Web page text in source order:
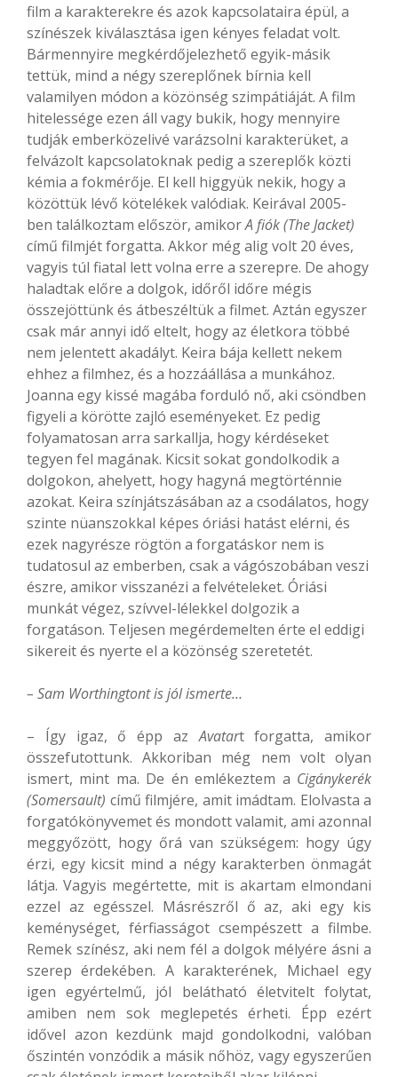
film a karakterekre és azok kapcsolataira épül, a
színészek kiválasztása igen kényes feladat volt.
Bármennyire megkérdőjelezhető egyik-másik
tettük, mind a négy szereplőnek bírnia kell
valamilyen módon a közönség szimpátiáját. A film
hitelessége ezen áll vagy bukik, hogy mennyire
tudják emberközelivé varázsolni karakterüket, a
felvázolt kapcsolatoknak pedig a szereplők közti
kémia a fokmérője. El kell higgyük nekik, hogy a
közöttük lévő kötelékek valódiak. Keirával 2005-
ben találkoztam először, amikorA fiók (The Jacket)
című filmjét forgatta. Akkor még alig volt 20 éves,
vagyis túl fiatal lett volna erre a szerepre. De ahogy
haladtak előre a dolgok, időről időre mégis
összejöttünk és átbeszéltük a filmet. Aztán egyszer
csak már annyi idő eltelt, hogy az életkora többé
nem jelentett akadályt. Keira bája kellett nekem
ehhez a filmhez, és a hozzáállása a munkához.
Joanna egy kissé magába forduló nő, aki csöndben
figyeli a körötte zajló eseményeket. Ez pedig
folyamatosan arra sarkallja, hogy kérdéseket
tegyen fel magának. Kicsit sokat gondolkodik a
dolgokon, ahelyett, hogy hagyná megtörténnie
azokat. Keira színjátszásában az a csodálatos, hogy
szinte nüanszokkal képes óriási hatást elérni, és
ezek nagyrésze rögtön a forgatáskor nem is
tudatosul az emberben, csak a vágószobában veszi
észre, amikor visszanézi a felvételeket. Óriási
munkát végez, szívvel-lélekkel dolgozik a
forgatáson. Teljesen megérdemelten érte el eddigi
sikereit és nyerte el a közönség szeretetét.
– Sam Worthingtont is jól ismerte…
– Így igaz, ő épp azAvatart forgatta, amikor
összefutottunk. Akkoriban még nem volt olyan
ismert, mint ma. De én emlékeztem a Cigánykerék
(Somersault) című filmjére, amit imádtam. Elolvasta a
forgatókönyvemet és mondott valamit, ami azonnal
meggyőzött, hogy őrá van szükségem: hogy úgy
érzi, egy kicsit mind a négy karakterben önmagát
látja. Vagyis megértette, mit is akartam elmondani
ezzel az egésszel. Másrészről ő az, aki egy kis
keménységet, férfiasságot csempészett a filmbe.
Remek színész, aki nem fél a dolgok mélyére ásni a
szerep érdekében. A karakterének, Michael egy
igen egyértelmű, jól belátható életvitelt folytat,
amiben nem sok meglepetés érheti. Épp ezért
idővel azon kezdünk majd gondolkodni, valóban
őszintén vonzódik a másik nőhöz, vagy egyszerűen